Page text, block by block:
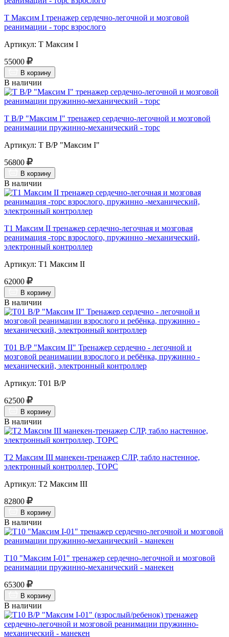
Т Максим I тренажер сердечно-легочной и мозговой
реанимации - торс взрослого
Артикул: Т Максим I
55000
В корзину
В наличии
Т В/Р "Максим I" тренажер сердечно-легочной и мозговой
реанимации пружинно-механический - торс
Артикул: Т В/Р "Максим I"
56800
В корзину
В наличии
Т1 Максим II тренажер сердечно-легочная и мозговая
реанимация -торс взрослого, пружинно -механический,
электронный контроллер
Артикул: Т1 Максим II
62000
В корзину
В наличии
Т01 В/Р "Максим II" Тренажер сердечно - легочной и
мозговой реанимации взрослого и ребёнка, пружинно -
механический, электронный контроллер
Артикул: Т01 В/Р
62500
В корзину
В наличии
Т2 Максим III манекен-тренажер СЛР, табло настенное,
электронный контроллер, ТОРС
Артикул: Т2 Максим III
82800
В корзину
В наличии
Т10 "Максим I-01" тренажер сердечно-легочной и мозговой
реанимации пружинно-механический - манекен
65300
В корзину
В наличии